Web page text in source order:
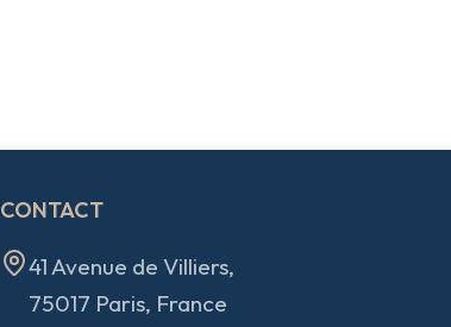
CONTACT
41 Avenue de Villiers,
75017 Paris, France